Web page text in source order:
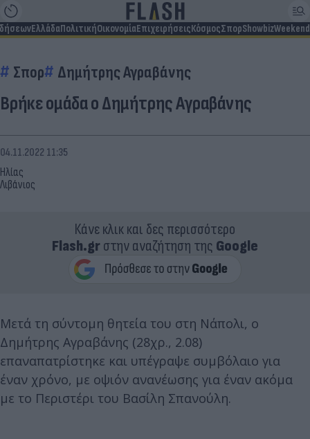
ΕλλάδαΠολιτικήΟικονομίαΕπιχειρήσειςΚόσμοςΣπορShowbizWeekend
Σπορ Δημήτρης Αγραβάνης
Βρήκε ομάδα ο Δημήτρης Αγραβάνης
Ηλίας
Λιβάνιος
04.11.2022 11:35
Κάνε κλικ και δες περισσότερο
Flash.grστην αναζήτηση της Google
Μετά τη σύντομη θητεία του στη Νάπολι, ο
Δημήτρης Αγραβάνης (28χρ., 2.08)
επαναπατρίστηκε και υπέγραψε συμβόλαιο για
έναν χρόνο, με οψιόν ανανέωσης για έναν ακόμα
με το Περιστέρι του Βασίλη Σπανούλη.